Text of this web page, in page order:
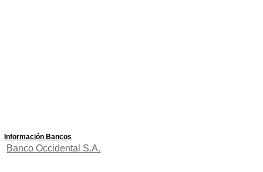
Información Bancos
Banco Occidental S.A.